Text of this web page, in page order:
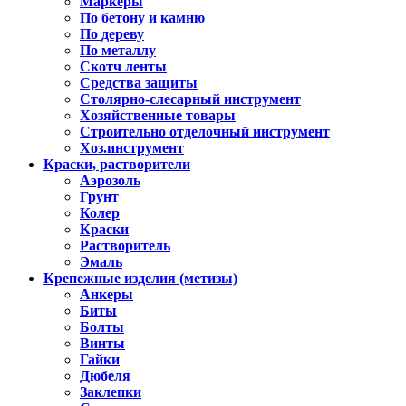
По бетону и камню
По дереву
По металлу
Скотч ленты
Средства защиты
Столярно-слесарный инструмент
Хозяйственные товары
Строительно отделочный инструмент
Хоз.инструмент
Краски, растворители
Аэрозоль
Грунт
Колер
Краски
Растворитель
Эмаль
Крепежные изделия (метизы)
Анкеры
Биты
Болты
Винты
Гайки
Дюбеля
Заклепки